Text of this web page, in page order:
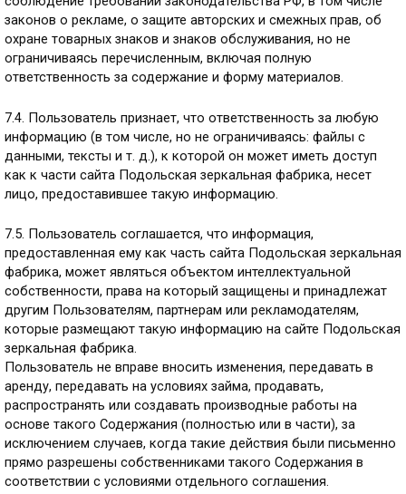
законов о рекламе, о защите авторских и смежных прав, об
охране товарных знаков и знаков обслуживания, но не
ограничиваясь перечисленным, включая полную
ответственность за содержание и форму материалов.
7.4. Пользователь признает, что ответственность за любую
информацию (в том числе, но не ограничиваясь: файлы с
данными, тексты и т. д.), к которой он может иметь доступ
как к части сайта Подольская зеркальная фабрика, несет
лицо, предоставившее такую информацию.
7.5. Пользователь соглашается, что информация,
предоставленная ему как часть сайта Подольская зеркальная
фабрика, может являться объектом интеллектуальной
собственности, права на который защищены и принадлежат
другим Пользователям, партнерам или рекламодателям,
которые размещают такую информацию на сайте Подольская
зеркальная фабрика.
Пользователь не вправе вносить изменения, передавать в
аренду, передавать на условиях займа, продавать,
распространять или создавать производные работы на
основе такого Содержания (полностью или в части), за
исключением случаев, когда такие действия были письменно
прямо разрешены собственниками такого Содержания в
соответствии с условиями отдельного соглашения.